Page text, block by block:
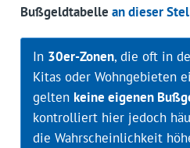
Bußgeldtabelle an dieser
In 30er-Zonen, die oft in
Kitas oder Wohngebieten
gelten keine eigenen
kontrolliert hier jedoch
die Wahrscheinlichkeit